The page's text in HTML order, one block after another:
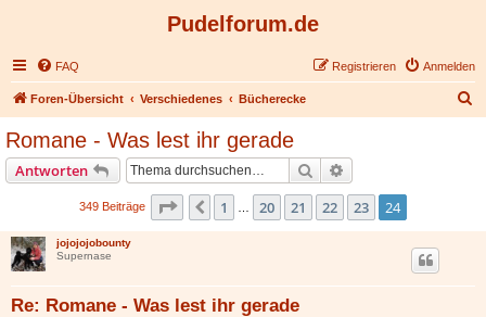
Pudelforum.de
FAQ Anmelden
Registrieren
Foren-Übersicht Verschiedenes Bücherecke
Romane - Was lest ihr gerade
Antworten Suche
349 Beiträge Seite 24 von 24
Vorherige
1 20 21 22 23 24
jojojojobounty
Supernase
Re: Romane - Was lest ihr gerade